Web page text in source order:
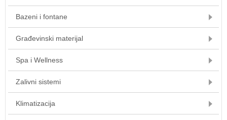
Bazeni i fontane
Građevinski materijal
Spa i Wellness
Zalivni sistemi
Klimatizacija